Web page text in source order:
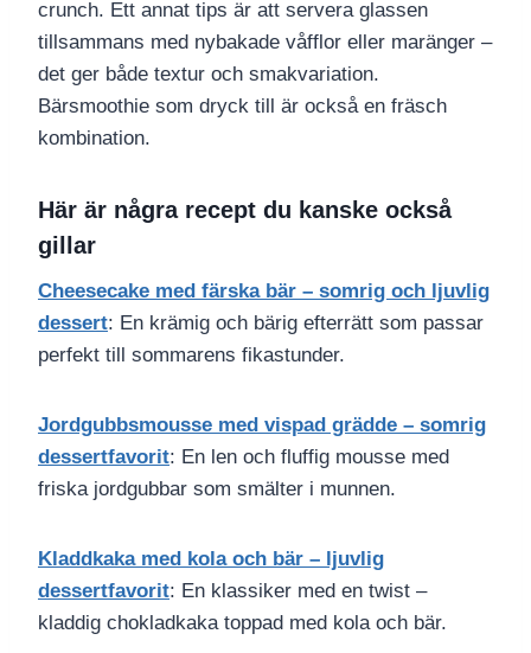
crunch. Ett annat tips är att servera glassen
tillsammans med nybakade våfflor eller maränger –
det ger både textur och smakvariation.
Bärsmoothie som dryck till är också en fräsch
kombination.
Här är några recept du kanske också
gillar
Cheesecake med färska bär – somrig och ljuvlig
dessert: En krämig och bärig efterrätt som passar
perfekt till sommarens fikastunder.
Jordgubbsmousse med vispad grädde – somrig
dessertfavorit: En len och fluffig mousse med
friska jordgubbar som smälter i munnen.
Kladdkaka med kola och bär – ljuvlig
dessertfavorit: En klassiker med en twist –
kladdig chokladkaka toppad med kola och bär.